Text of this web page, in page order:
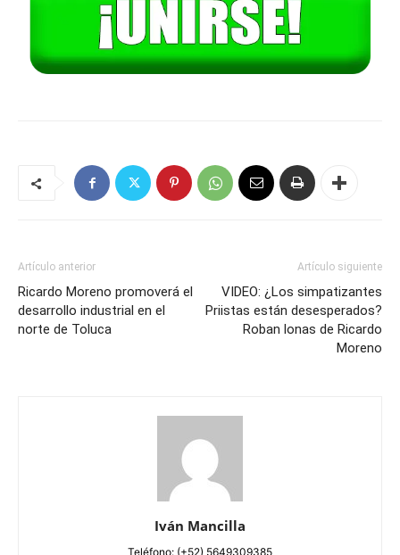
Artículo anterior
Ricardo Moreno promoverá el
desarrollo industrial en el
norte de Toluca
Artículo siguiente
VIDEO: ¿Los simpatizantes
Priistas están desesperados?
Roban lonas de Ricardo
Moreno
Iván Mancilla
Teléfono: (+52) 5649309385